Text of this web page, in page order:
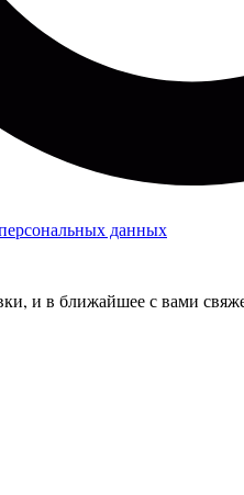
данных
и в ближайшее с вами